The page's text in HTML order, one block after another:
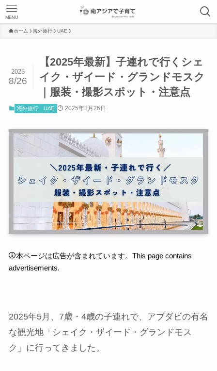
MENU
ホーム 海外旅行 UAE
【2025年最新】子連れで行くシェ
イク・ザイード・グランドモスク
｜服装・撮影スポット・注意点
2025
8/26
海外旅行 UAE 2025年8月26日
本ページは広告が含まれています。This page contains
advertisements.
2025年5月、7歳・4歳の子連れで、アブダビの有名
な観光地「シェイク・ザイード・グランドモス
ク」に行ってきました。